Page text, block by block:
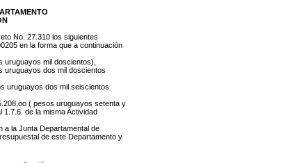
No. 27.310 los siguientes
en la forma que a continuación
uruguayos mil doscientos),
uruguayos dos mil doscientos
uruguayos dos mil seiscientos
( pesos uruguayos setenta y
de la misma Actividad
a la Junta Departamental de
de este Departamento y